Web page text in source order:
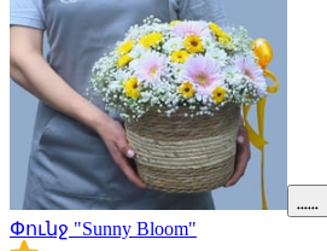
Փունջ "Sunny Bloom"